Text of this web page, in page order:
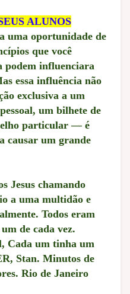
ALUNOS
uma oportunidade de
que você
podem influenciara
essa influência não
exclusiva a um
um bilhete de
particular — é
causar um grande
Jesus chamando
a uma multidão e
Todos eram
de cada vez.
Cada um tinha um
Stan. Minutos de
Rio de Janeiro